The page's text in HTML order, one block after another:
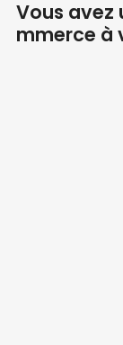
Vous avez
mmerce à